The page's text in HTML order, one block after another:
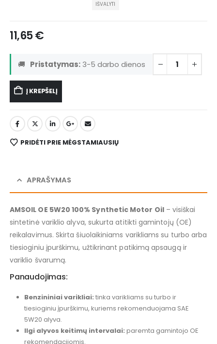
IŠVALYTI
11,65€
🚚 Pristatymas: 3-5 darbo dienos
Į KREPŠELĮ
PRIDĖTI PRIE MĖGSTAMIAUSIŲ
APRAŠYMAS
AMSOIL OE 5W20 100% Synthetic Motor Oil– visiškai
sintetinė variklio alyva, sukurta atitikti gamintojų (OE)
reikalavimus. Skirta šiuolaikiniams varikliams su turbo arba
tiesioginiu įpurškimu, užtikrinant patikimą apsaugą ir
variklio švarumą.
Panaudojimas:
Benzininiai varikliai: tinka varikliams su turbo ir
tiesioginiu įpurškimu, kuriems rekomenduojama SAE
5W20 alyva.
Ilgi alyvos keitimų intervalai: paremta gamintojo OE
rekomendacijomis.